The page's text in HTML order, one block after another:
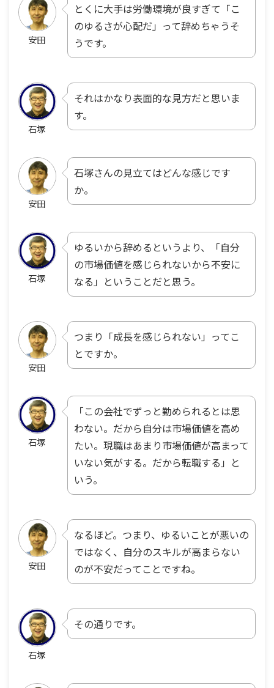
安田
とくに大手は労働環境が良すぎて「こ
のゆるさが心配だ」って辞めちゃうそ
うです。
石塚
それはかなり表面的な見方だと思いま
す。
安田
石塚さんの見立てはどんな感じです
か。
石塚
ゆるいから辞めるというより、「自分
の市場価値を感じられないから不安に
なる」ということだと思う。
安田
つまり「成長を感じられない」ってこ
とですか。
石塚
「この会社でずっと勤められるとは思
わない。だから自分は市場価値を高め
たい。現職はあまり市場価値が高まって
いない気がする。だから転職する」と
いう。
安田
なるほど。つまり、ゆるいことが悪いの
ではなく、自分のスキルが高まらない
のが不安だってことですね。
石塚
その通りです。